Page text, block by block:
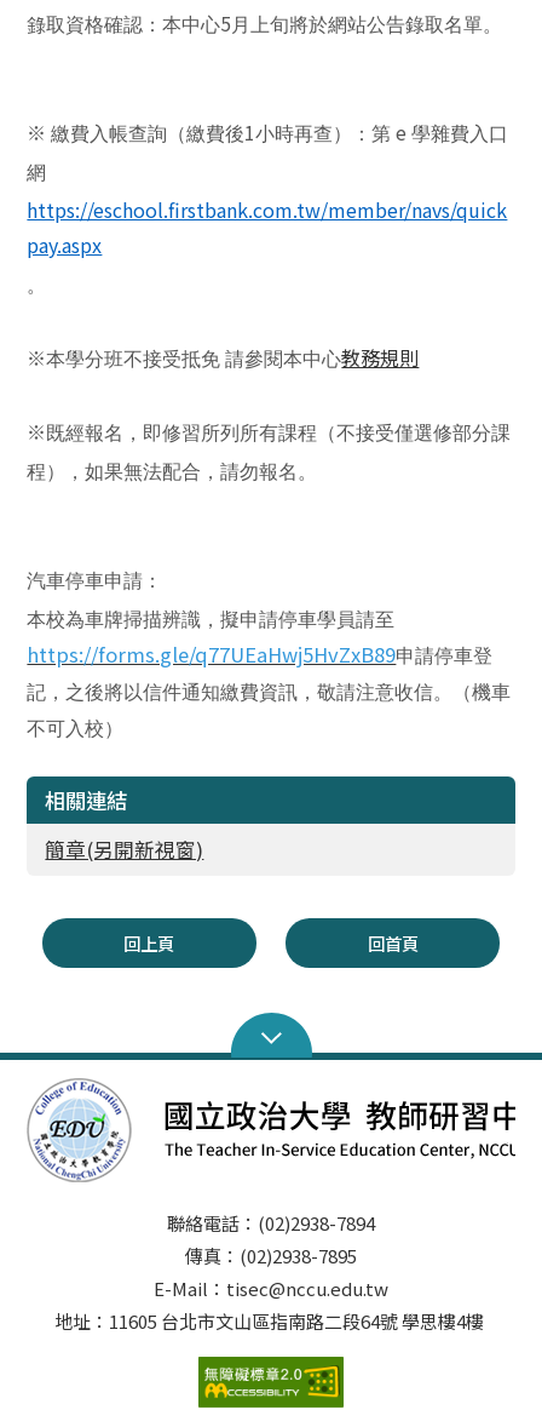
錄取資格確認：本中心5 月上旬將於網站公告錄取名單。
※繳費入帳查詢（繳費後1小時再查）：第 e學雜費入口
網
https://eschool.firstbank.com.tw/member/navs/quick
pay.aspx
。
※本學分班不接受抵免 請參閱本中心教務規則
※ 既經報名，即修習所列所有課程（不接受僅選修部分課
程），如果無法配合，請勿報名。
汽車停車申請：
本校為車牌掃描辨識，擬申請停車學員請至
https://forms.gle/q77UEaHwj5HvZxB89申請停車登
記，之後將以信件通知繳費資訊，敬請注意收信。（機車
不可入校）
相關連結
簡章(另開新視窗)
回上頁 回首頁
聯絡電話：(02)2938-7894
傳真：(02)2938-7895
E-Mail：tisec@nccu.edu.tw
地址：11605 台北市文山區指南路二段64號 學思樓4樓